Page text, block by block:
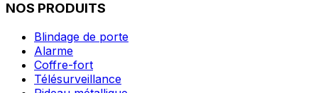
NOS PRODUITS
Blindage de porte
Alarme
Coffre-fort
Télésurveillance